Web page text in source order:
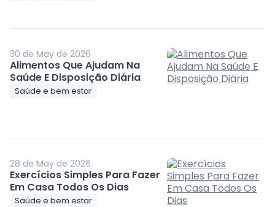
30 de May de 2026
Alimentos Que Ajudam Na
Saúde E Disposição Diária
Saúde e bem estar
28 de May de 2026
Exercícios Simples Para Fazer
Em Casa Todos Os Dias
Saúde e bem estar